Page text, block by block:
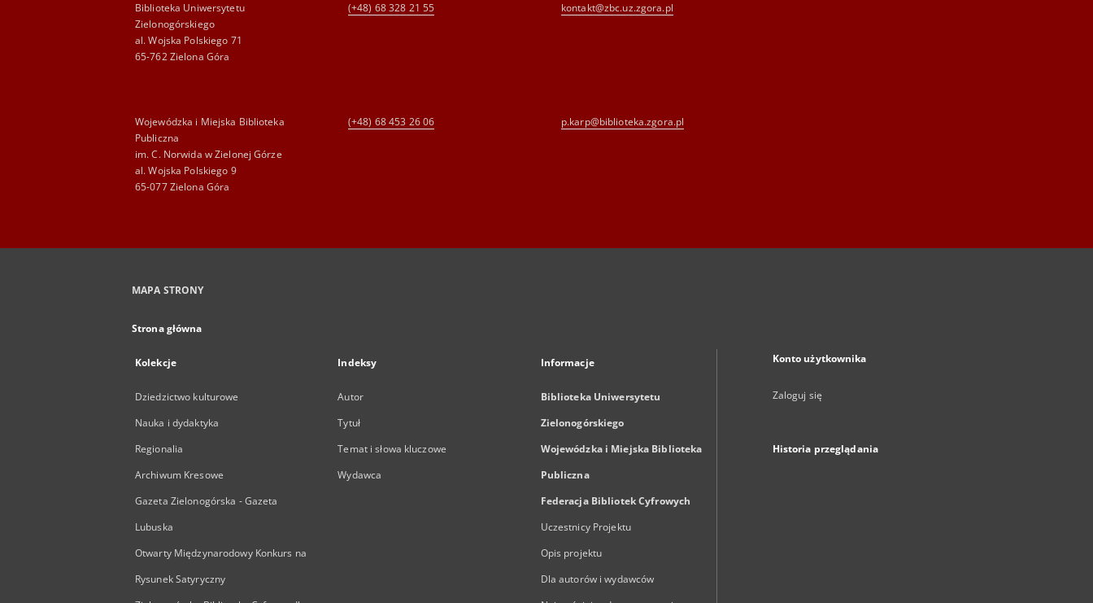
Biblioteka Uniwersytetu
Zielonogórskiego
al. Wojska Polskiego 71
65-762 Zielona Góra
(+48) 68 328 21 55 kontakt@zbc.uz.zgora.pl
Wojewódzka i Miejska Biblioteka
Publiczna
im. C. Norwida w Zielonej Górze
al. Wojska Polskiego 9
65-077 Zielona Góra
(+48) 68 453 26 06 p.karp@biblioteka.zgora.pl
MAPA STRONY
Strona główna
Kolekcje
Dziedzictwo kulturowe
Nauka i dydaktyka
Regionalia
Archiwum Kresowe
Gazeta Zielonogórska - Gazeta
Lubuska
Otwarty Międzynarodowy Konkurs na
Rysunek Satyryczny
Indeksy
Autor
Tytuł
Temat i słowa kluczowe
Wydawca
Informacje
Biblioteka Uniwersytetu
Zielonogórskiego
Wojewódzka i Miejska Biblioteka
Publiczna
Federacja Bibliotek Cyfrowych
Uczestnicy Projektu
Opis projektu
Dla autorów i wydawców
Konto użytkownika
Zaloguj się
Historia przeglądania